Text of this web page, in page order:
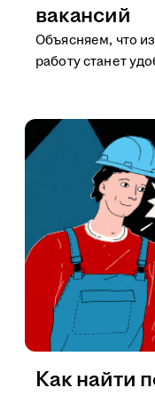
вакансий
Объясняем, что
работу станет
Как найти